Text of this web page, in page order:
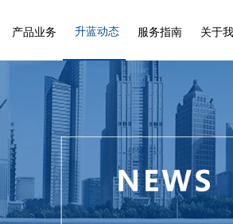
产品业务 升蓝动态 服务指南 关于